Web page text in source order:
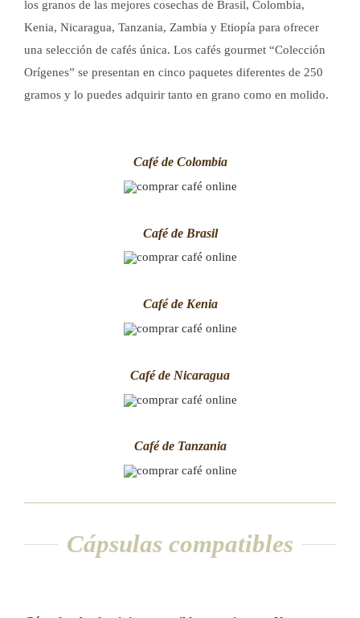
los granos de las mejores cosechas de Brasil, Colombia,
Kenia, Nicaragua, Tanzania, Zambia y Etiopía para ofrecer
una selección de cafés única. Los cafés gourmet “Colección
Orígenes” se presentan en cinco paquetes diferentes de 250
gramos y lo puedes adquirir tanto en grano como en molido.
Café de Colombia
Café de Brasil
Café de Kenia
Café de Nicaragua
Café de Tanzania
Cápsulas compatibles